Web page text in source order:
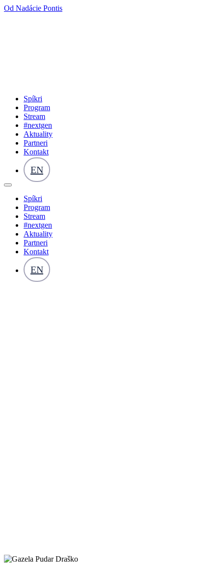
Od Nadácie Pontis
Spíkri
Program
Stream
#nextgen
Aktuality
Partneri
Kontakt
EN
Spíkri
Program
Stream
#nextgen
Aktuality
Partneri
Kontakt
EN